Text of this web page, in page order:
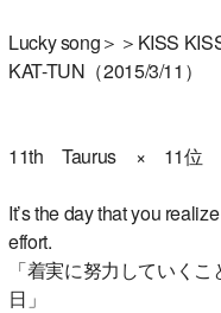
Lucky song＞＞KISS
KAT-TUN（2015/3/11）
11th Taurus × 11位
It’s the day that you
effort.
「着実に努力していく
日」